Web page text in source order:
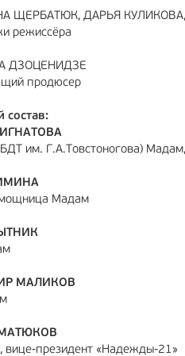
ЩЕРБАТЮК, ДАРЬЯ
режиссёра
ДЗОЦЕНИДЗЕ
продюсер
состав:
БДТ им. Г.А.Товстоногова)
Мадам
МАЛИКОВ
вице-президент «Надежды-21»